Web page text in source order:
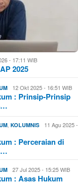
- 17:11 WIB
2025
12 Okt 2025 - 16:51 WIB
: Prinsip-Prinsip
,KOLUMNIS
11 Agu 2025 -
: Perceraian di
…
27 Jul 2025 - 15:25 WIB
: Asas Hukum